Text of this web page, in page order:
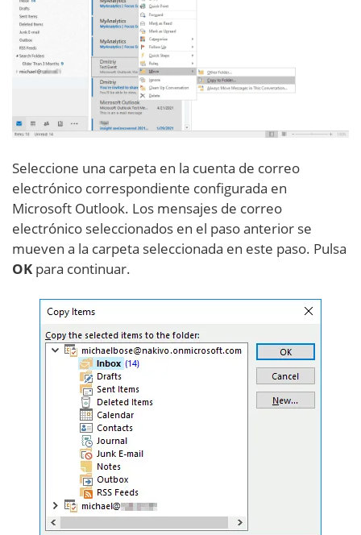
Seleccione una carpeta en la cuenta de correo
electrónico correspondiente configurada en
Microsoft Outlook. Los mensajes de correo
electrónico seleccionados en el paso anterior se
mueven a la carpeta seleccionada en este paso. Pulsa
OK para continuar.